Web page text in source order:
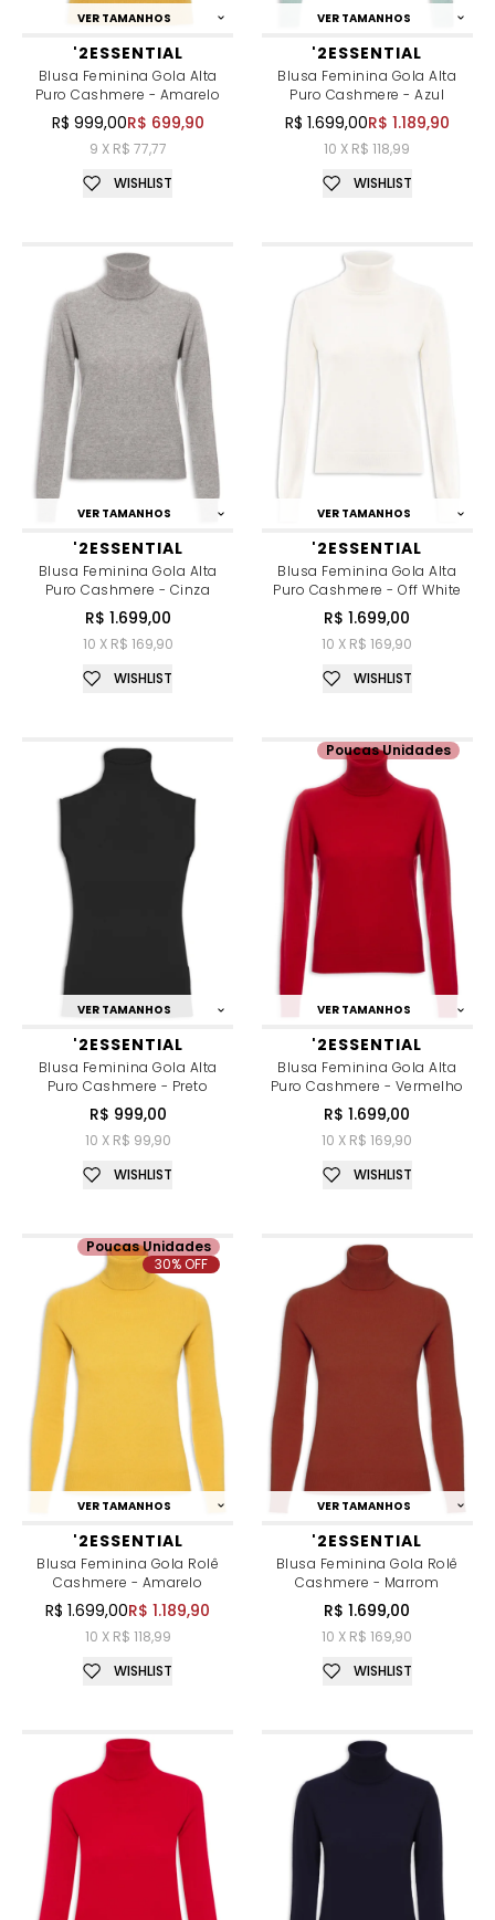
VER TAMANHOS
'2ESSENTIAL
Blusa Feminina Gola Alta
Puro Cashmere - Amarelo
R$ 999,00R$ 699,90
9 X R$ 77,77
WISHLIST
VER TAMANHOS
'2ESSENTIAL
Blusa Feminina Gola Alta
Puro Cashmere - Azul
R$ 1.699,00R$ 1.189,90
10 X R$ 118,99
WISHLIST
VER TAMANHOS
'2ESSENTIAL
Blusa Feminina Gola Alta
Puro Cashmere - Cinza
R$ 1.699,00
10 X R$ 169,90
WISHLIST
VER TAMANHOS
'2ESSENTIAL
Blusa Feminina Gola Alta
Puro Cashmere - Off White
R$ 1.699,00
10 X R$ 169,90
WISHLIST
VER TAMANHOS
'2ESSENTIAL
Blusa Feminina Gola Alta
Puro Cashmere - Preto
R$ 999,00
10 X R$ 99,90
WISHLIST
VER TAMANHOS
'2ESSENTIAL
Blusa Feminina Gola Alta
Puro Cashmere - Vermelho
R$ 1.699,00
10 X R$ 169,90
Poucas Unidades
WISHLIST
VER TAMANHOS
'2ESSENTIAL
Blusa Feminina Gola Rolê
Cashmere - Amarelo
R$ 1.699,00R$ 1.189,90
10 X R$ 118,99
Poucas Unidades
30% OFF
WISHLIST
VER TAMANHOS
'2ESSENTIAL
Blusa Feminina Gola Rolê
Cashmere - Marrom
R$ 1.699,00
10 X R$ 169,90
WISHLIST